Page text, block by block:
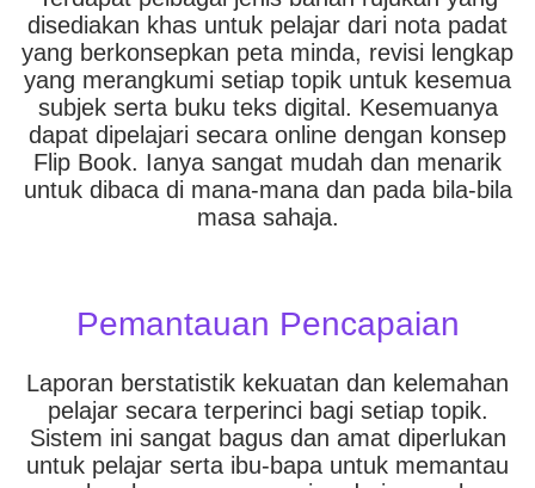
disediakan khas untuk pelajar dari nota padat
yang berkonsepkan peta minda, revisi lengkap
yang merangkumi setiap topik untuk kesemua
subjek serta buku teks digital. Kesemuanya
dapat dipelajari secara online dengan konsep
Flip Book. Ianya sangat mudah dan menarik
untuk dibaca di mana-mana dan pada bila-bila
masa sahaja.
Pemantauan Pencapaian
Laporan berstatistik kekuatan dan kelemahan
pelajar secara terperinci bagi setiap topik.
Sistem ini sangat bagus dan amat diperlukan
untuk pelajar serta ibu-bapa untuk memantau